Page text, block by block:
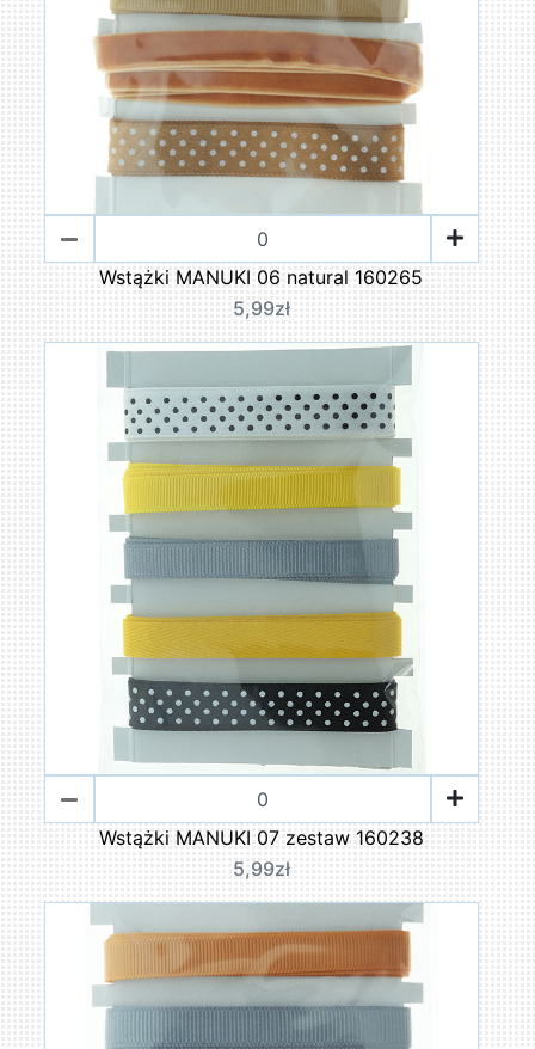
Wstążki MANUKI 06 natural 160265
5,99zł
Wstążki MANUKI 07 zestaw 160238
5,99zł